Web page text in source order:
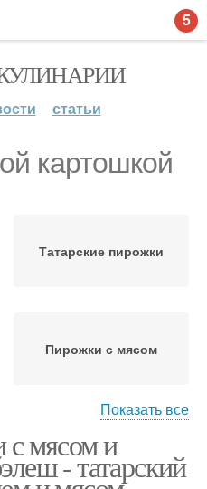
статьи
картошкой
Татарские пирожки
Пирожки с мясом
Треугольные пирожки
Показать все
с мясом и
- татарский
5